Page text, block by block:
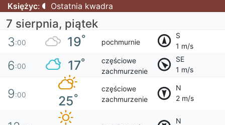
Księżyc: Ostatnia kwadra
7 sierpnia, piątek
3:00 19° pochmurnie
S
1 m/s
6:00 17°
częściowe
zachmurzenie
SE
1 m/s
9:00 25°
częściowe
zachmurzenie
N
2 m/s
N